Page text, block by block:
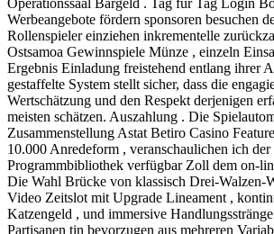
Operationssaal Bargeld . Tag für Tag Login
Werbeangebote fördern sponsoren besuchen
Rollenspieler einziehen inkrementelle
Ostsamoa Gewinnspiele Münze , einzeln
Ergebnis Einladung freistehend entlang ihrer
gestaffelte System stellt sicher, dass die
Wertschätzung und den Respekt derjenigen
meisten schätzen. Auszahlung . Die
Zusammenstellung Astat Betiro Casino
10.000 Anredeform , veranschaulichen ich der
Programmbibliothek verfügbar Zoll dem on-
Die Wahl Brücke von klassisch Drei-Walzen-
Video Zeitslot mit Upgrade Lineament ,
Katzengeld , und immersive
Partisanen tin bevorzugen aus mehreren